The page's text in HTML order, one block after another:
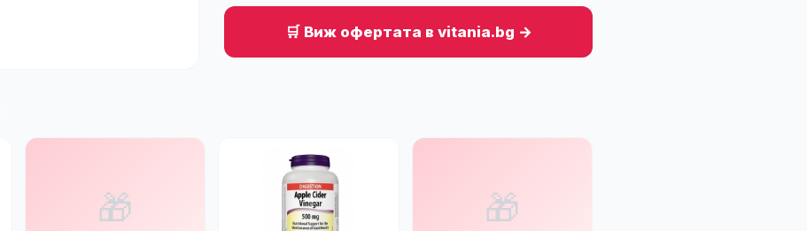
🛒 Виж офертата в vitania.bg →
🎁 🎁